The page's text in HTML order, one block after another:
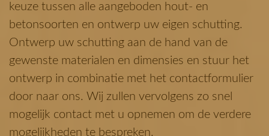
keuze tussen alle aangeboden hout- en
betonsoorten en ontwerp uw eigen schutting.
Ontwerp uw schutting aan de hand van de
gewenste materialen en dimensies en stuur het
ontwerp in combinatie met het contactformulier
door naar ons. Wij zullen vervolgens zo snel
mogelijk contact met u opnemen om de verdere
mogelijkheden te bespreken.